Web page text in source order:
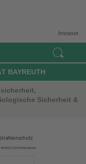
Intranet
BAYREUTH
Sicherheit &